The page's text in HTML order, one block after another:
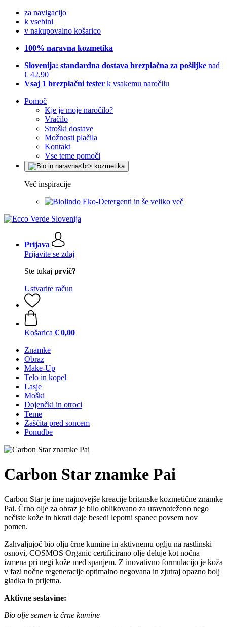
za navigacijo
k vsebini
v nakupovalno košarico
100% naravna kozmetika
Slovenija: standardna dostava brezplačna za pošiljke nad
€ 42,90
Vsaj 1 brezplačni tester k vsakemu naročilu
Pomoč
Kje je moje naročilo?
Vračilo
Stroški dostave
Možnosti plačila
Kontakt
Vse teme pomoči
Več inspiracije
Eko-Detergenti in še veliko več
Prijava
Prijavite se zdaj
Ste tukaj prvič?
Ustvarite račun
Košarica € 0,00
Znamke
Obraz
Make-Up
Telo in kopel
Lasje
Moški
Dojenčki in otroci
Teme
Zaščita pred soncem
Ponudbe
Carbon Star znamke Pai
Carbon Star je ime najnovejše kreacije britanske kozmetične znamke
Pai. Črno olje za obraz je bilo oblikovano za uravnoteženo nego
nečiste kože in hkrati daje besedi lepotni spanec povsem nov
pomen.
Zahvaljujoč bio olju črne kumine in aktivnemu oglju na rastlinski
osnovi, COSMOS Organic certificirano olje deluje kot nočna
izmena pri negi kože med spanjem. Z inovativno formulacijo je koža
v fazi nočne regeneracije optimalno negovana in zjutraj opazno bolj
gladka in prijetna.
Aktivne sestavine:
Bio olje semen iz črne kumine